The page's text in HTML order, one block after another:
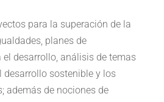
para la superación de la
planes de
desarrollo, análisis de temas
desarrollo sostenible y los
además de nociones de